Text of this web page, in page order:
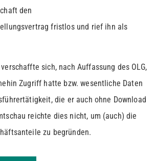
den
fristlos und rief ihn als
sich, nach Auffassung des OLG,
Zugriff hatte bzw. wesentliche Daten
die er auch ohne Download
reichte dies nicht, um (auch) die
zu begründen.